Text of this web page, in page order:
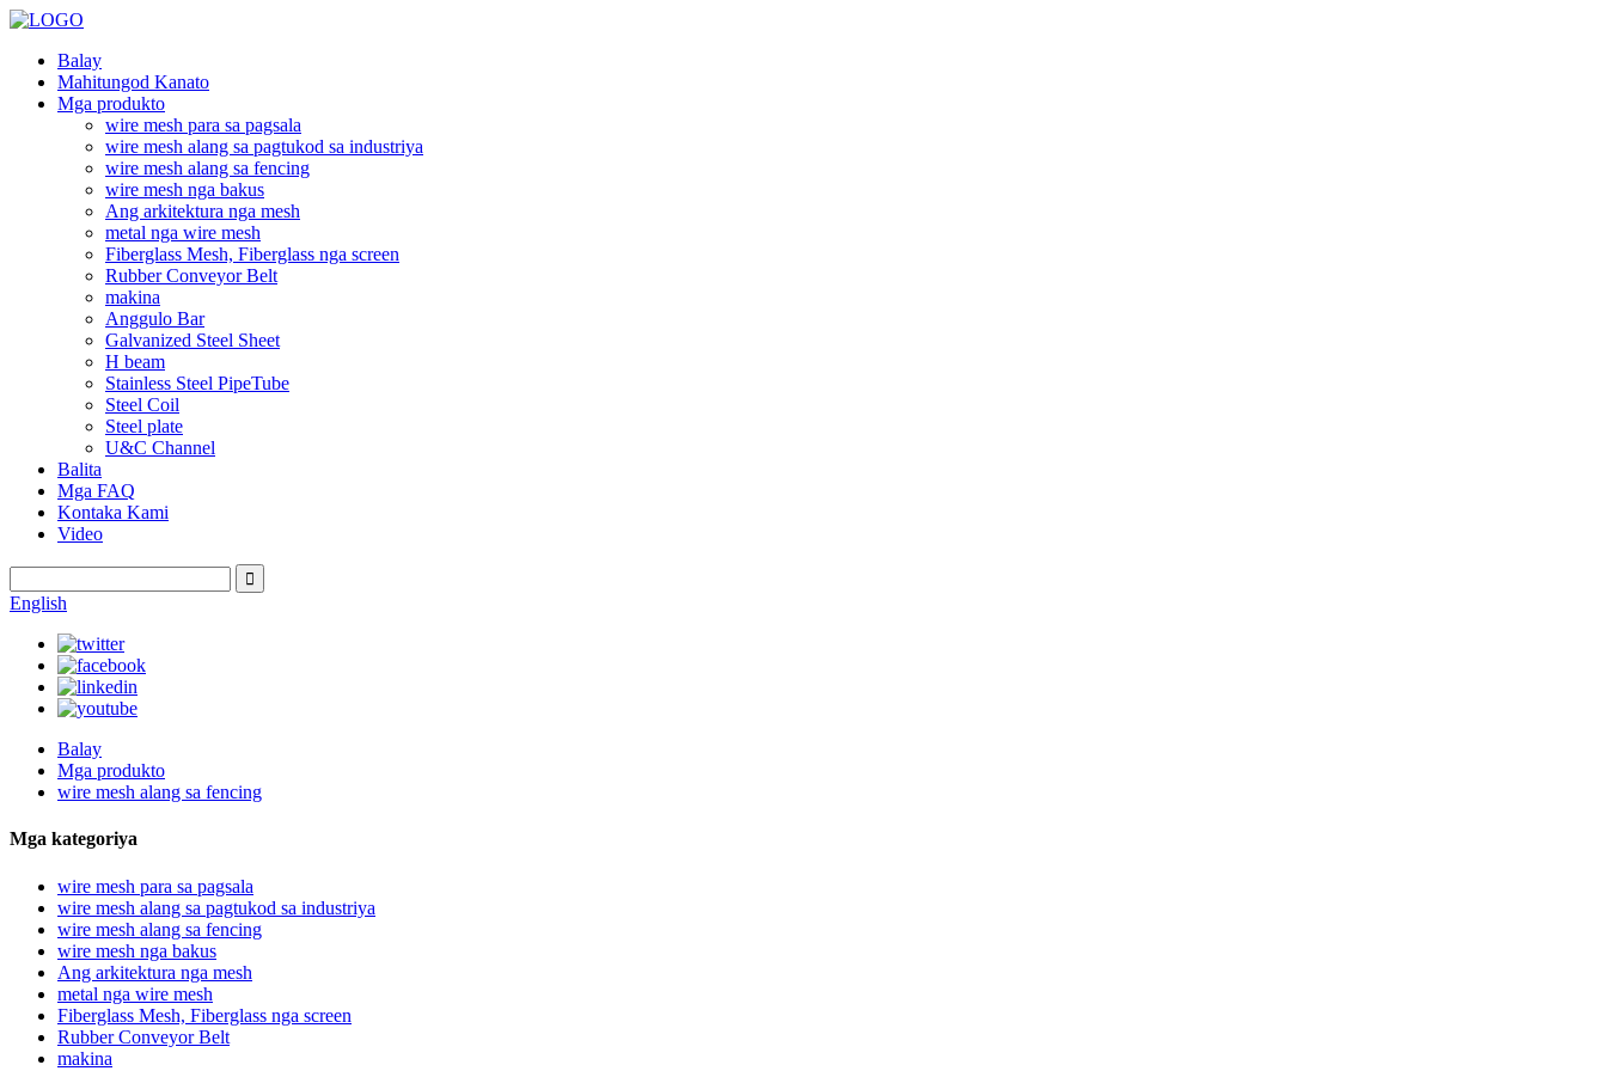
Balay
Mahitungod Kanato
Mga produkto
wire mesh para sa pagsala
wire mesh alang sa pagtukod sa industriya
wire mesh alang sa fencing
wire mesh nga bakus
Ang arkitektura nga mesh
metal nga wire mesh
Fiberglass Mesh, Fiberglass nga screen
Rubber Conveyor Belt
makina
Anggulo Bar
Galvanized Steel Sheet
H beam
Stainless Steel PipeTube
Steel Coil
Steel plate
U&C Channel
Balita
Mga FAQ
Kontaka Kami
Video
English
Balay
Mga produkto
wire mesh alang sa fencing
Mga kategoriya
wire mesh para sa pagsala
wire mesh alang sa pagtukod sa industriya
wire mesh alang sa fencing
wire mesh nga bakus
Ang arkitektura nga mesh
metal nga wire mesh
Fiberglass Mesh, Fiberglass nga screen
Rubber Conveyor Belt
makina